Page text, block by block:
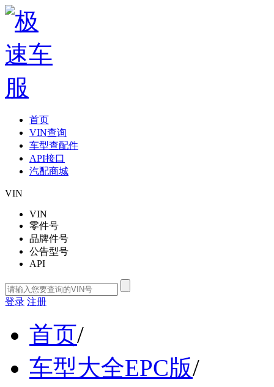
首页
VIN查询
车型查配件
API接口
汽配商城
VIN
VIN
零件号
品牌件号
公告型号
API
登录 注册
首页/
车型大全EPC版/